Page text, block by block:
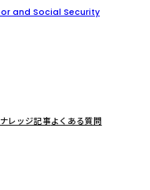
ナレッジ記事よくある質問